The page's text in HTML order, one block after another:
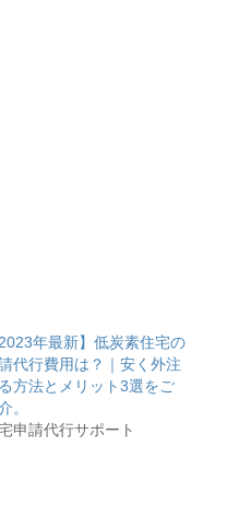
2023年最新】低炭素住宅の
代行費用は？｜安く外注
方法とメリット3選をご
。
申請代行サポート